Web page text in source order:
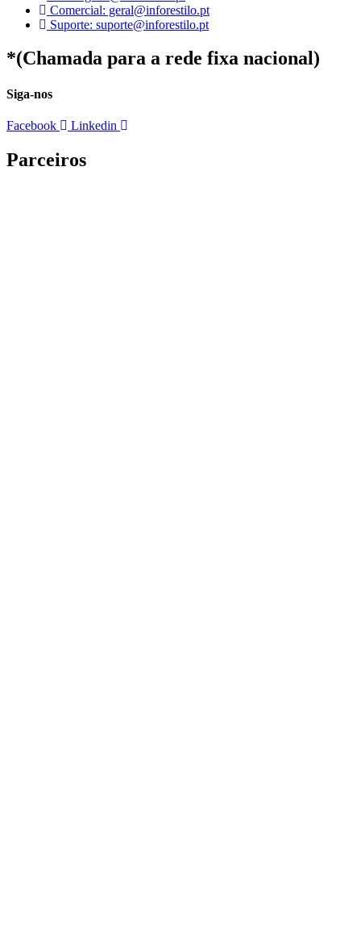
Comercial: geral@inforestilo.pt
Suporte: suporte@inforestilo.pt
*(Chamada para a rede fixa nacional)
Siga-nos
Facebook Linkedin
Parceiros